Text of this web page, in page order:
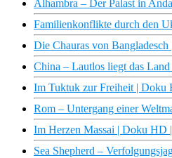
Alhambra – Der Palast in
Familienkonflikte durch den
Die Chauras von
China – Lautlos liegt das
Im Tuktuk zur Freiheit | Doku
Rom – Untergang einer
Im Herzen Massai | Doku HD
Sea Shepherd –